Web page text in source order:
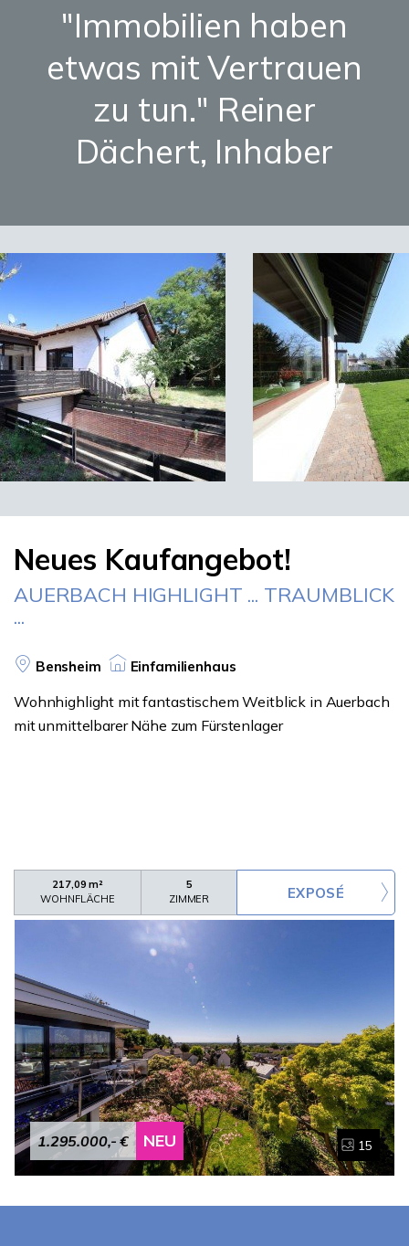
"Immobilien haben
etwas mit Vertrauen
zu tun." Reiner
Dächert, Inhaber
Neues Kaufangebot!
AUERBACH HIGHLIGHT ... TRAUMBLICK
...
Bensheim Einfamilienhaus
Wohnhighlight mit fantastischem Weitblick in Auerbach
mit unmittelbarer Nähe zum Fürstenlager
217,09 m²
WOHNFLÄCHE
5
ZIMMER
1.295.000,- € NEU 15